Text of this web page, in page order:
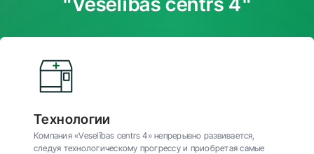
Технологии
Компания «Veselības centrs 4» непрерывно развивается,
следуя технологическому прогрессу и приобретая самые